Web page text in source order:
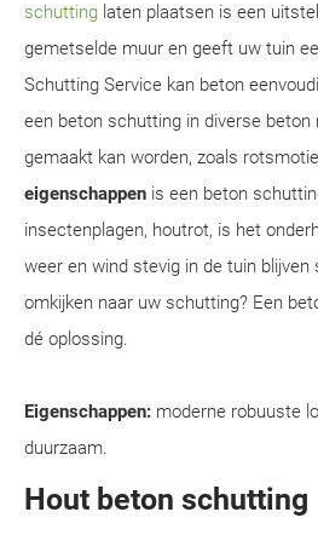
schutting laten plaatsen is een
gemetselde muur en geeft uw tuin
Schutting Service kan beton
een beton schutting in diverse
gemaakt kan worden, zoals
eigenschappen is een beton
insectenplagen, houtrot, is het
weer en wind stevig in de tuin blijven
omkijken naar uw schutting? Een
dé oplossing.
Eigenschappen: moderne robuuste
duurzaam.
Hout beton schutting